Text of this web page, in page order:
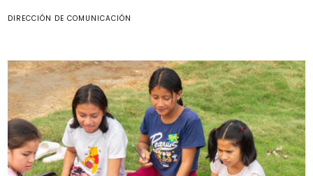
DIRECCIÓN DE COMUNICACIÓN